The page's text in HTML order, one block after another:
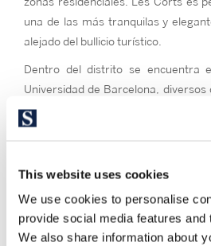
This website uses cookies
We use cookies to personalise
provide social media features and
We also share information about
una de las más tranquilas y
alejado del bullicio turístico.
Dentro del distrito se encuentra
Universidad de Barcelona, diversos
el Liceo Francés, el famoso
clubes y discotecas. Es un
En este distrito también abundan
comerciales, como L’Illa Diagonal,
Corte Inglés, así como tiendas y
incluidas tiendas de marcas de lujo.